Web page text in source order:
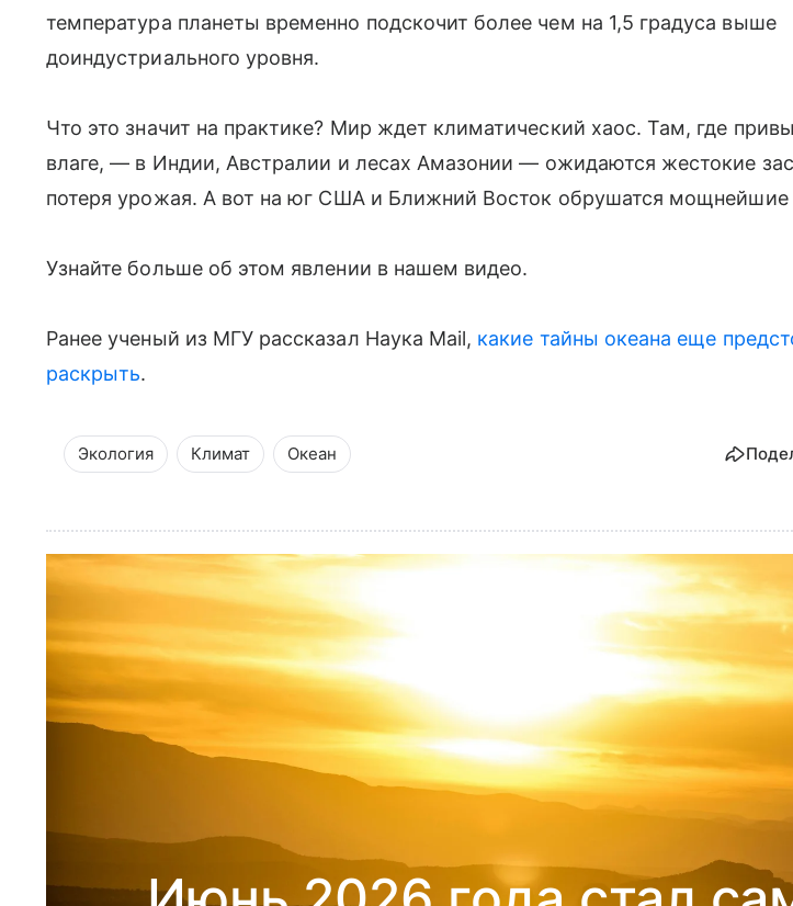
температура планеты временно подскочит более чем на 1,5 градуса выше
доиндустриального уровня.
Что это значит на практике? Мир ждет климатический хаос. Там, где
влаге, — в Индии, Австралии и лесах Амазонии — ожидаются жестокие
потеря урожая. А вот на юг США и Ближний Восток обрушатся мощнейшие
Узнайте больше об этом явлении в нашем видео.
Ранее ученый из МГУ рассказал Наука Mail, какие тайны океана еще
раскрыть.
Экология Климат Океан